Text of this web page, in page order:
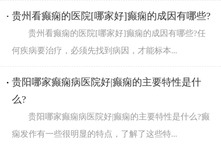
贵州看癫痫的医院[哪家好]癫痫的成因有哪些?
贵州看癫痫的医院[哪家好]癫痫的成因有哪些?任
何疾病要治疗，必须先找到病因，才能标本...
贵阳哪家癫痫病医院好|癫痫的主要特性是什
么?
贵阳哪家癫痫病医院好|癫痫的主要特性是什么?癫
痫发作有一些很明显的特点，了解了这些特...